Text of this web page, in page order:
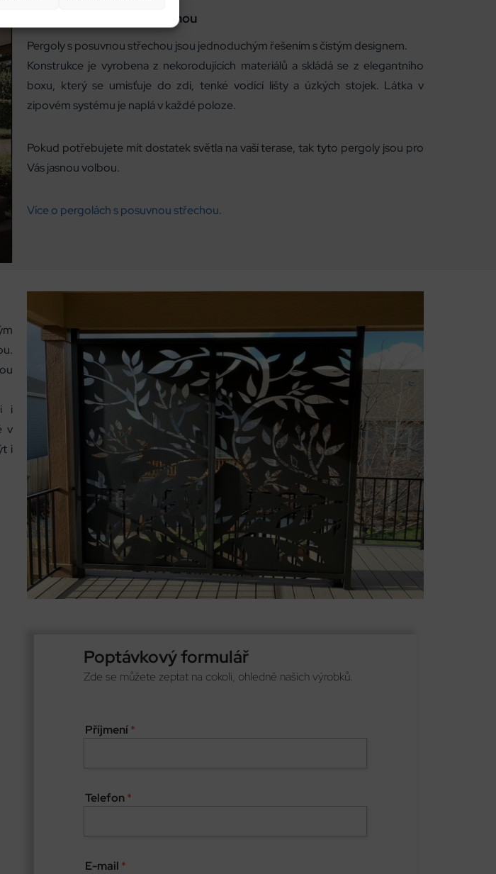
Pergoly s posuvnou střechou
Pergoly s posuvnou střechou jsou jednoduchým řešením s čistým designem.
Konstrukce je vyrobena z nekorodujících materiálů a skládá se z elegantního
boxu, který se umisťuje do zdi, tenké vodící lišty a úzkých stojek. Látka v
zipovém systému je naplá v každé poloze.
Pokud potřebujete mít dostatek světla na vaší terase, tak tyto pergoly jsou pro
Vás jasnou volbou.
Více o pergolách s posuvnou střechou.
i
v
i
Poptávkový formulář
Zde se můžete zeptat na cokoli, ohledně našich výrobků.
Příjmení*
Telefon*
E-mail *